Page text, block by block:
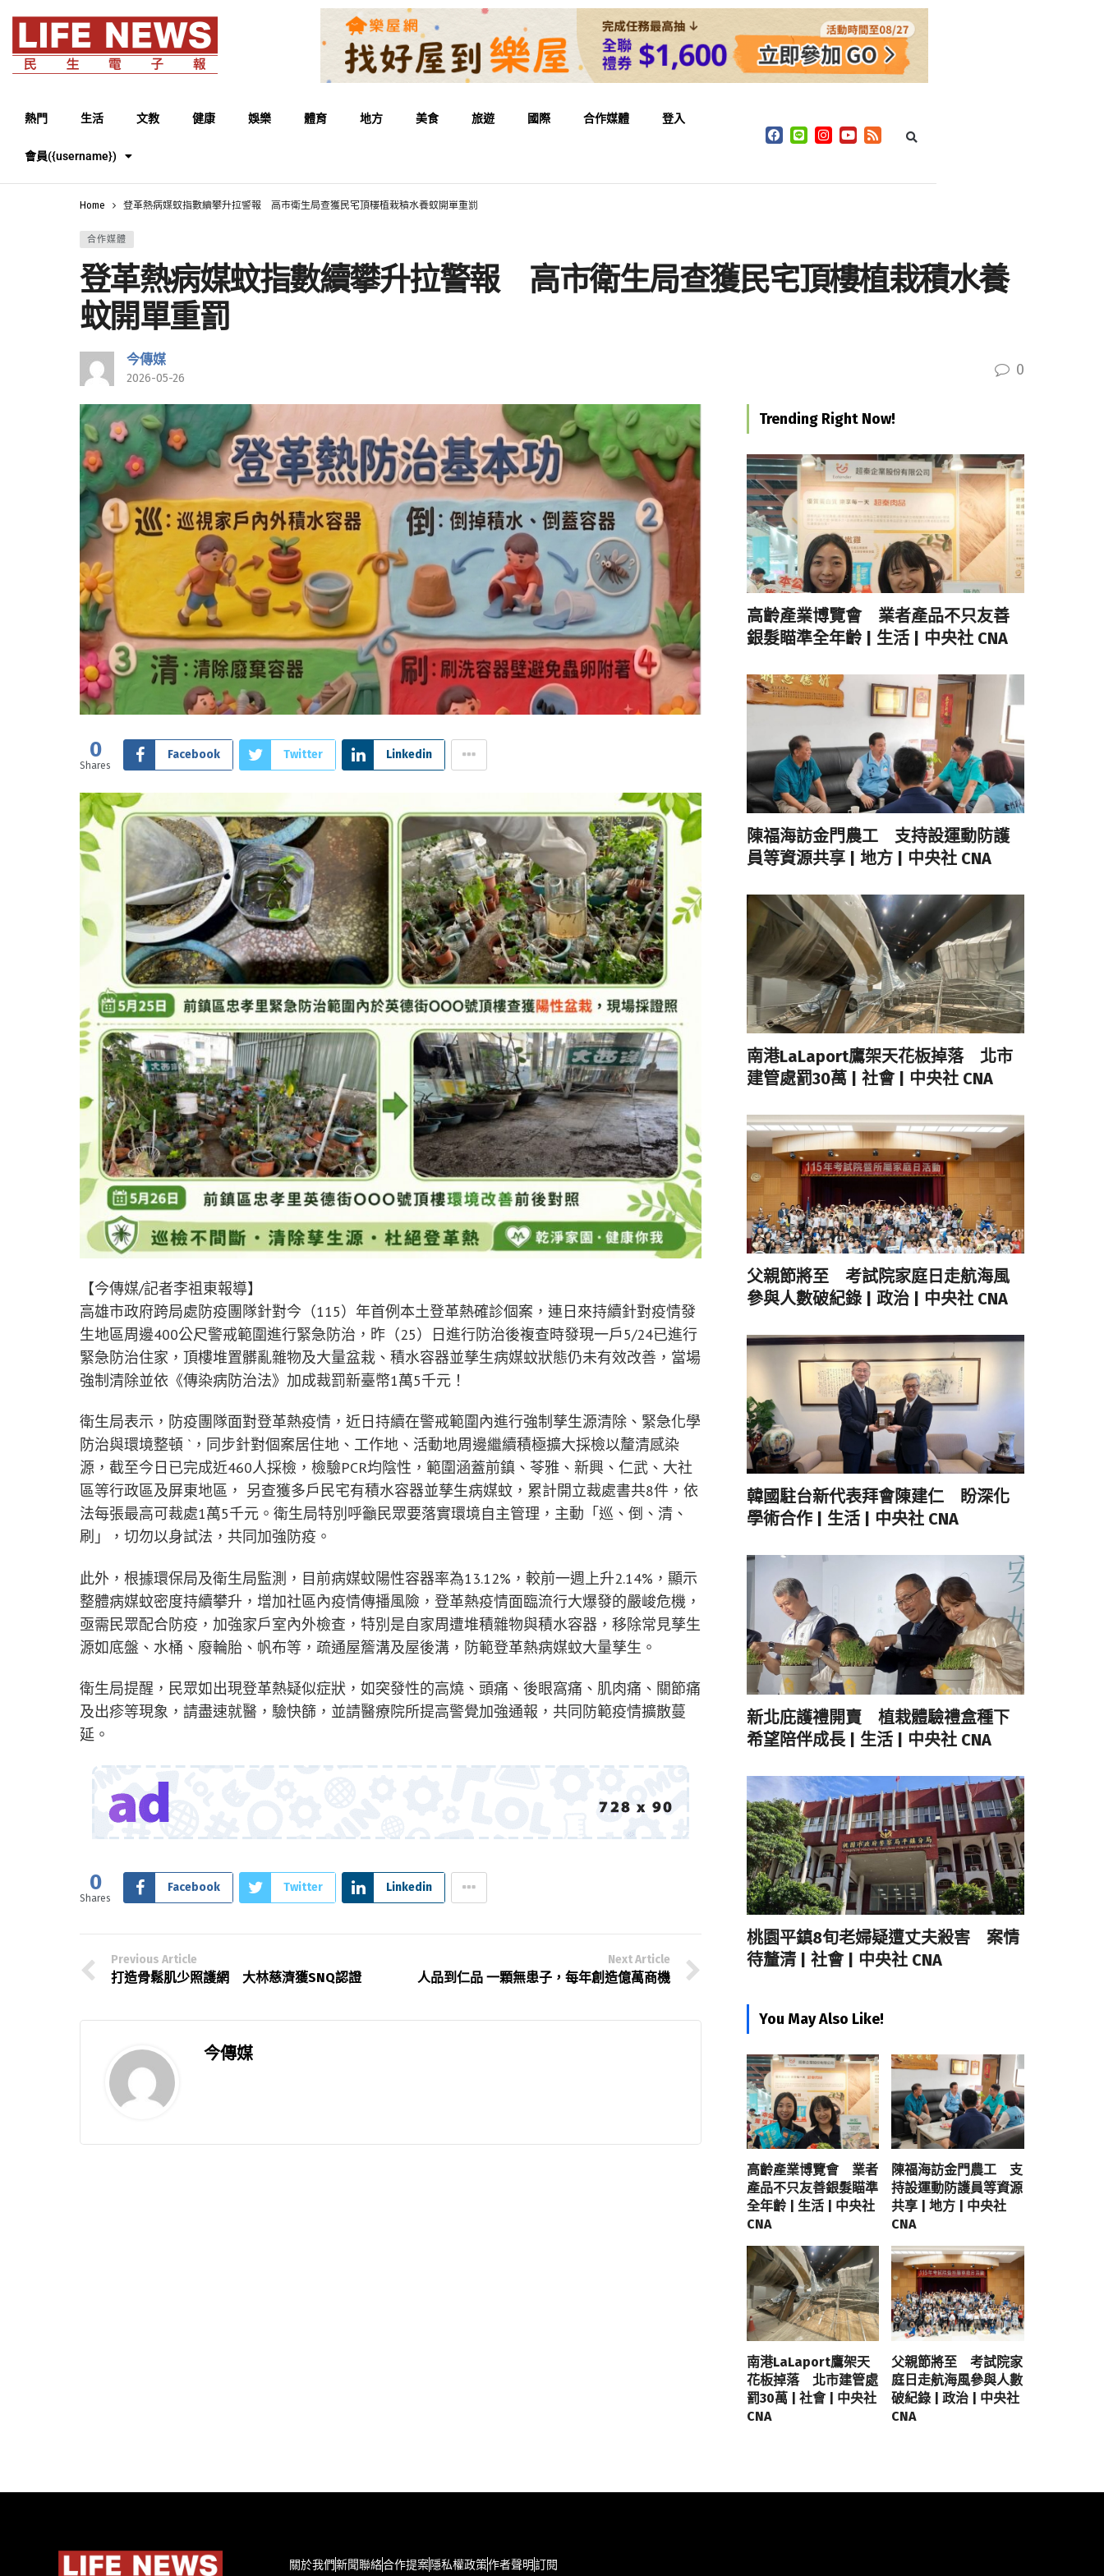
熱門 生活 文教 健康 娛樂 體育 地方 美食 旅遊 國際 合作媒體 登入
會員({username})
Home 登革熱病媒蚊指數續攀升拉警報 高市衛生局查獲民宅頂樓植栽積水養蚊開單重罰
合作媒體
登革熱病媒蚊指數續攀升拉警報 高市衛生局查獲民宅頂樓植栽積水養
蚊開單重罰
今傳媒
2026-05-26 0
0
Shares
Facebook Twitter Linkedin
【今傳媒/記者李祖東報導】
高雄市政府跨局處防疫團隊針對今（115）年首例本土登革熱確診個案，連日來持續針對疫情發
生地區周邊400公尺警戒範圍進行緊急防治，昨（25）日進行防治後複查時發現一戶5/24已進行
緊急防治住家，頂樓堆置髒亂雜物及大量盆栽、積水容器並孳生病媒蚊狀態仍未有效改善，當場
強制清除並依《傳染病防治法》加成裁罰新臺幣1萬5千元！
衛生局表示，防疫團隊面對登革熱疫情，近日持續在警戒範圍內進行強制孳生源清除、緊急化學
防治與環境整頓 `，同步針對個案居住地、工作地、活動地周邊繼續積極擴大採檢以釐清感染
源，截至今日已完成近460人採檢，檢驗PCR均陰性，範圍涵蓋前鎮、苓雅、新興、仁武、大社
區等行政區及屏東地區， 另查獲多戶民宅有積水容器並孳生病媒蚊，累計開立裁處書共8件，依
法每張最高可裁處1萬5千元。衛生局特別呼籲民眾要落實環境自主管理，主動「巡、倒、清、
刷」，切勿以身試法，共同加強防疫。
此外，根據環保局及衛生局監測，目前病媒蚊陽性容器率為13.12%，較前一週上升2.14%，顯示
整體病媒蚊密度持續攀升，增加社區內疫情傳播風險，登革熱疫情面臨流行大爆發的嚴峻危機，
亟需民眾配合防疫，加強家戶室內外檢查，特別是自家周遭堆積雜物與積水容器，移除常見孳生
源如底盤、水桶、廢輪胎、帆布等，疏通屋簷溝及屋後溝，防範登革熱病媒蚊大量孳生。
衛生局提醒，民眾如出現登革熱疑似症狀，如突發性的高燒、頭痛、後眼窩痛、肌肉痛、關節痛
及出疹等現象，請盡速就醫，驗快篩，並請醫療院所提高警覺加強通報，共同防範疫情擴散蔓
延。
0
Shares
Facebook Twitter Linkedin
Previous Article
打造骨鬆肌少照護網 大林慈濟獲SNQ認證
Next Article
人品到仁品 一顆無患子，每年創造億萬商機
今傳媒
Trending Right Now!
高齡產業博覽會 業者產品不只友善
銀髮瞄準全年齡 | 生活 | 中央社 CNA
陳福海訪金門農工 支持設運動防護
員等資源共享 | 地方 | 中央社 CNA
南港LaLaport鷹架天花板掉落 北市
建管處罰30萬 | 社會 | 中央社 CNA
父親節將至 考試院家庭日走航海風
參與人數破紀錄 | 政治 | 中央社 CNA
韓國駐台新代表拜會陳建仁 盼深化
學術合作 | 生活 | 中央社 CNA
新北庇護禮開賣 植栽體驗禮盒種下
希望陪伴成長 | 生活 | 中央社 CNA
桃園平鎮8旬老婦疑遭丈夫殺害 案情
待釐清 | 社會 | 中央社 CNA
You May Also Like!
高齡產業博覽會 業者
產品不只友善銀髮瞄準
全年齡 | 生活 | 中央社
CNA
陳福海訪金門農工 支
持設運動防護員等資源
共享 | 地方 | 中央社
CNA
南港LaLaport鷹架天
花板掉落 北市建管處
罰30萬 | 社會 | 中央社
CNA
父親節將至 考試院家
庭日走航海風參與人數
破紀錄 | 政治 | 中央社
CNA
關於我們新聞聯絡合作提案隱私權政策作者聲明訂閱